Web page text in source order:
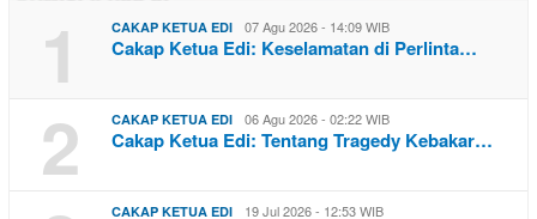
1 CAKAP KETUA EDI 07 Agu 2026 - 14:09 WIB
Cakap Ketua Edi: Keselamatan di Perlinta…
2 CAKAP KETUA EDI 06 Agu 2026 - 02:22 WIB
Cakap Ketua Edi: Tentang Tragedy Kebakar…
CAKAP KETUA EDI 19 Jul 2026 - 12:53 WIB